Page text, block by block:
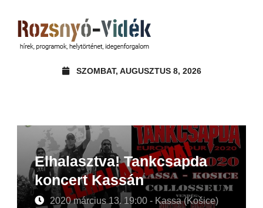
SZOMBAT, AUGUSZTUS 8, 2026
Elhalasztva! Tankcsapda
koncert Kassán
2020 március 13. 19:00 - Kassa (Košice)